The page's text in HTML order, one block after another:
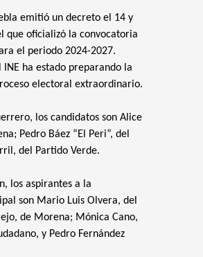
emitió un decreto el 14 y
que oficializó la convocatoria
el periodo 2024-2027.
INE ha estado preparando la
electoral extraordinario.
los candidatos son Alice
Pedro Báez “El Peri”, del
del Partido Verde.
los aspirantes a la
son Mario Luis Olvera, del
de Morena; Mónica Cano,
y Pedro Fernández